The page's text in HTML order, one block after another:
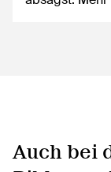
Auch bei